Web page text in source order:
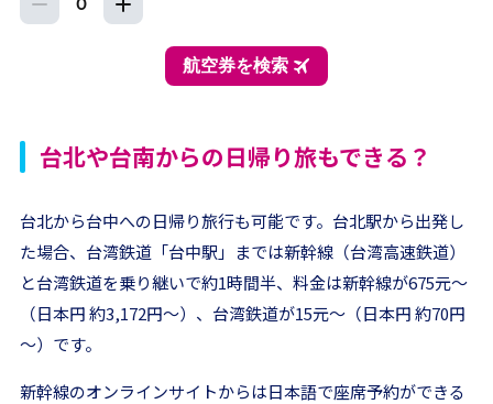
台北や台南からの日帰り旅もできる？
台北から台中への日帰り旅行も可能です。台北駅から出発し
た場合、台湾鉄道「台中駅」までは新幹線（台湾高速鉄道）
と台湾鉄道を乗り継いで約1時間半、料金は新幹線が675元～
（日本円 約3,172円～）、台湾鉄道が15元～（日本円 約70円
～）です。
新幹線のオンラインサイトからは日本語で座席予約ができる